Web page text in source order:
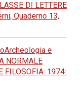
DI LETTERE
Quaderno 13,
e
NORMALE
FILOSOFIA: 1974: